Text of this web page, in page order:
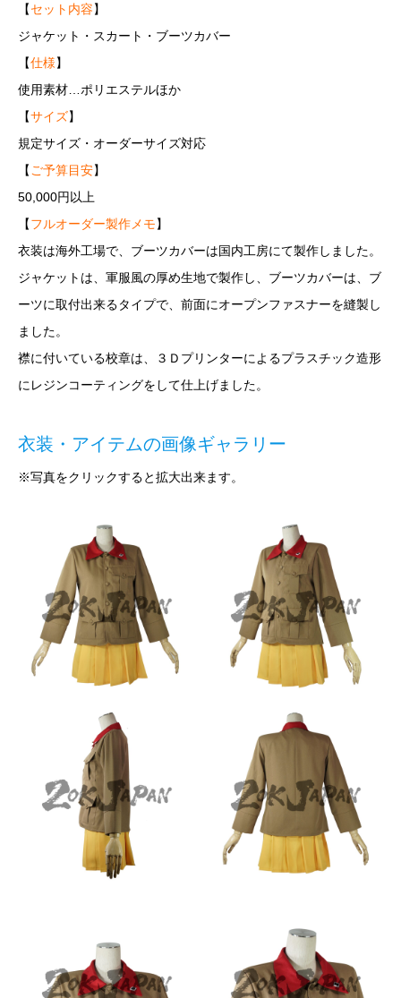
【セット内容】
ジャケット・スカート・ブーツカバー
【仕様】
使用素材…ポリエステルほか
【サイズ】
規定サイズ・オーダーサイズ対応
【 ご予算目安】
50,000円以上
【フルオーダー製作メモ】
衣装は海外工場で、ブーツカバーは国内工房にて製作しました。
ジャケットは、軍服風の厚め生地で製作し、ブーツカバーは、ブ
ーツに取付出来るタイプで、前面にオープンファスナーを縫製し
ました。
襟に付いている校章は、３Ｄプリンターによるプラスチック造形
にレジンコーティングをして仕上げました。
衣装・アイテムの画像ギャラリー
※写真をクリックすると拡大出来ます。